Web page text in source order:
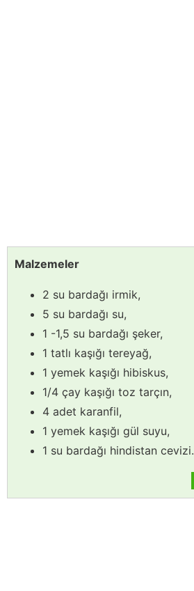
Malzemeler
2 su bardağı irmik,
5 su bardağı su,
1 -1,5 su bardağı şeker,
1 tatlı kaşığı tereyağ,
1 yemek kaşığı hibiskus,
1/4 çay kaşığı toz tarçın,
4 adet karanfil,
1 yemek kaşığı gül suyu,
1 su bardağı hindistan cevizi.